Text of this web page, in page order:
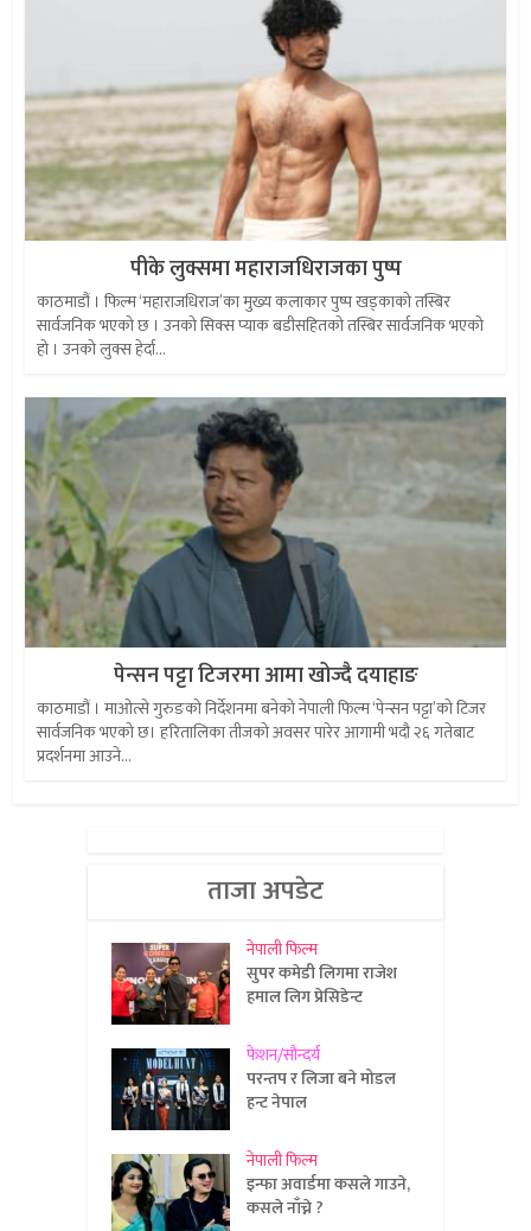
पीके लुक्समा महाराजधिराजका पुष्प
काठमाडौं । फिल्म ‘महाराजधिराज’का मुख्य कलाकार पुष्प खड्काको तस्बिर
सार्वजनिक भएको छ । उनको सिक्स प्याक बडीसहितको तस्बिर सार्वजनिक भएको
हो । उनको लुक्स हेर्दा...
पेन्सन पट्टा टिजरमा आमा खोज्दै दयाहाङ
काठमाडौं । माओत्से गुरुङको निर्देशनमा बनेको नेपाली फिल्म ‘पेन्सन पट्टा’को टिजर
सार्वजनिक भएको छ। हरितालिका तीजको अवसर पारेर आगामी भदौ २६ गतेबाट
प्रदर्शनमा आउने...
ताजा अपडेट
नेपाली फिल्म
सुपर कमेडी लिगमा राजेश
हमाल लिग प्रेसिडेन्ट
फेशन/सौन्दर्य
परन्तप र लिजा बने मोडल
हन्ट नेपाल
नेपाली फिल्म
इन्फा अवार्डमा कसले गाउने,
कसले नाँच्ने ?